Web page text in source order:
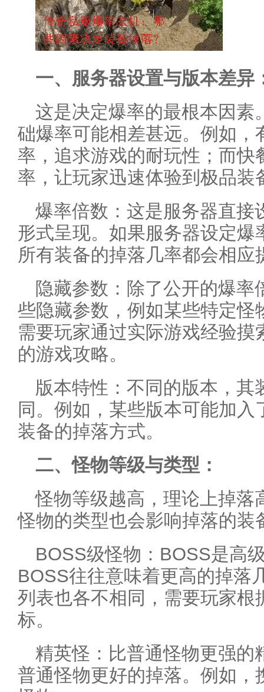
一、服务器设置与版本差异
这是决定爆率的最根本因素
础爆率可能相差甚远。例如，
率，追求游戏的耐玩性；而快
率，让玩家迅速体验到极品装
爆率倍数：这是服务器直接
形式呈现。如果服务器设定爆
所有装备的掉落几率都会相应
隐藏参数：除了公开的爆率
些隐藏参数，例如某些特定怪
需要玩家通过实际游戏经验
的游戏攻略。
版本特性：不同的版本，其
同。例如，某些版本可能加
装备的掉落方式。
二、怪物等级与类型：
怪物等级越高，理论上掉落
怪物的类型也会影响掉落的装
BOSS级怪物：BOSS是高
BOSS往往意味着更高的掉落
列表也各不相同，需要玩家根
标。
精英怪：比普通怪物更强的
普通怪物更好的掉落。例如，